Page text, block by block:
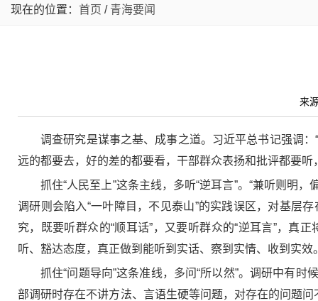
现在的位置： 首页 / 青海要闻
来
调查研究是谋事之基、成事之道。习近平总书记强调
远的都要去，好的差的都要看，干部群众表扬和批评都要
抓住“人民至上”这条主线，多听“逆耳言”。“兼听则明
调研则会陷入“一叶障目，不见泰山”的实践误区，对基层
究，既要听群众的“顺耳话”，又要听群众的“逆耳言”，真
听、豁达态度，真正做到能听到实话、察到实情、收到实效
抓住“问题导向”这条准线，多问“所以然”。调研中有
部调研时存在不讲方法、言语生硬等问题，对存在的问题